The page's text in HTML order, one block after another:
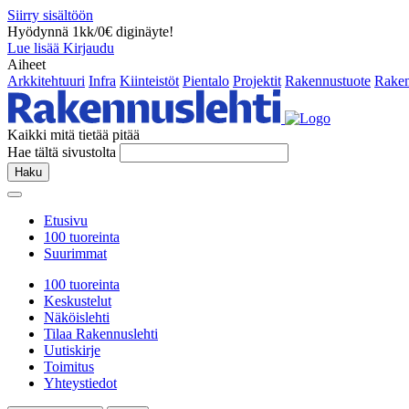
Siirry sisältöön
Hyödynnä 1kk/0€ diginäyte!
Lue lisää Kirjaudu
Aiheet
Arkkitehtuuri Infra Kiinteistöt Pientalo Projektit Rakennustuote
Kaikki mitä tietää pitää
Hae tältä sivustolta
Haku
Etusivu
100 tuoreinta
Suurimmat
100 tuoreinta
Keskustelut
Näköislehti
Tilaa Rakennuslehti
Uutiskirje
Toimitus
Yhteystiedot